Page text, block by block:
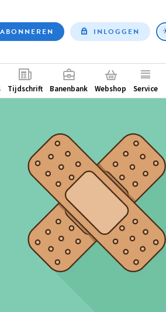
ABONNEREN INLOGGEN
Tijdschrift Banenbank Webshop Service